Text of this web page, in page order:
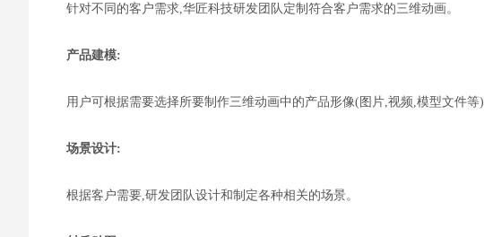
针对不同的客户需求,华匠科技研发团队定制符合客户需求的三维动画。
产品建模:
用户可根据需要选择所要制作三维动画中的产品形像(图片,视频,模型文件等)
场景设计:
根据客户需要,研发团队设计和制定各种相关的场景。